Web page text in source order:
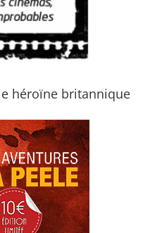
héroïne britannique